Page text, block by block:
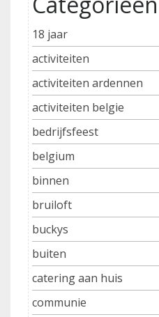
18 jaar
activiteiten
activiteiten ardennen
activiteiten belgie
bedrijfsfeest
belgium
binnen
bruiloft
buckys
buiten
catering aan huis
communie